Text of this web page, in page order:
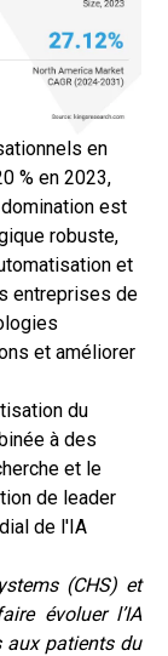
en
% en 2023,
est
robuste,
et
entreprises de
et améliorer
du
à des
et le
de leader
de l'IA
(CHS) et
évoluer l’IA
aux patients du